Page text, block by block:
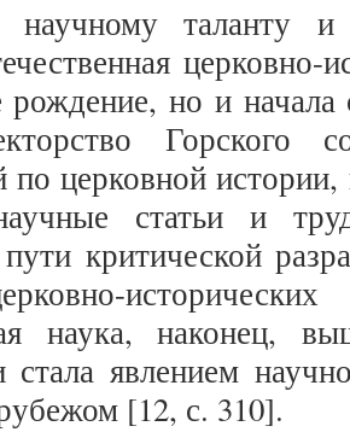
научному таланту
церковно-
рождение, но и начала
Горского
по церковной
статьи и
критической
наука, наконец,
явлением
[12, с. 310].